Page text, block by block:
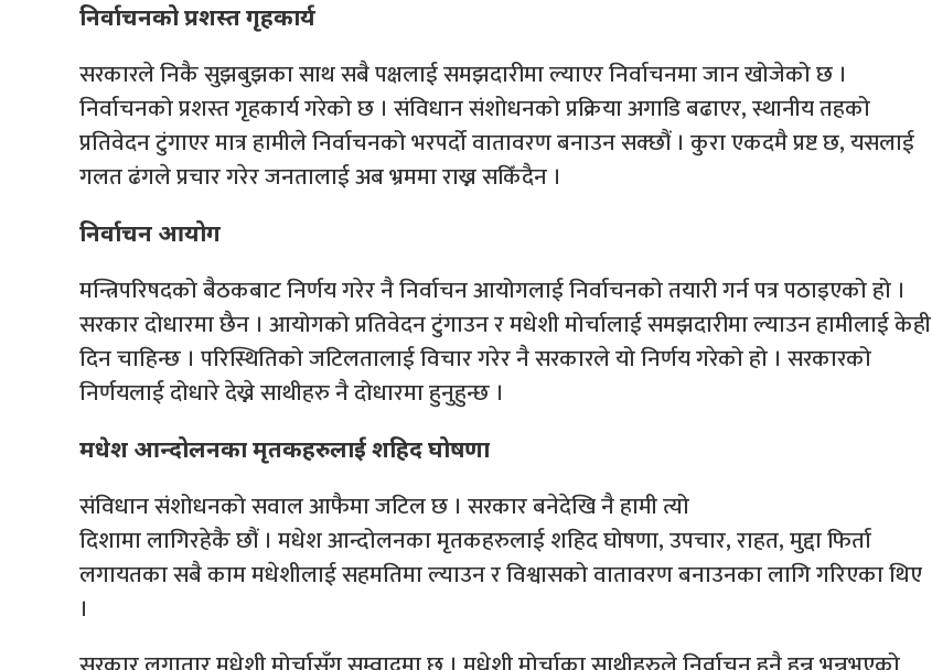
निर्वाचनको प्रशस्त गृहकार्य
सरकारले निकै सुझबुझका साथ सबै पक्षलाई समझदारीमा ल्याएर निर्वाचनमा जान खोजेको छ ।
निर्वाचनको प्रशस्त गृहकार्य गरेको छ । संविधान संशोधनको प्रक्रिया अगाडि बढाएर, स्थानीय तहको
प्रतिवेदन टुंगाएर मात्र हामीले निर्वाचनको भरपर्दो वातावरण बनाउन सक्छौं । कुरा एकदमै प्रष्ट छ, यसलाई
गलत ढंगले प्रचार गरेर जनतालाई अब भ्रममा राख्न सकिँदैन ।
निर्वाचन आयोग
मन्त्रिपरिषदको बैठकबाट निर्णय गरेर नै निर्वाचन आयोगलाई निर्वाचनको तयारी गर्न पत्र पठाइएको हो ।
सरकार दोधारमा छैन । आयोगको प्रतिवेदन टुंगाउन र मधेशी मोर्चालाई समझदारीमा ल्याउन हामीलाई केही
दिन चाहिन्छ । परिस्थितिको जटिलतालाई विचार गरेर नै सरकारले यो निर्णय गरेको हो । सरकारको
निर्णयलाई दोधारे देख्ने साथीहरु नै दोधारमा हुनुहुन्छ ।
मधेश आन्दोलनका मृतकहरुलाई शहिद घोषणा
संविधान संशोधनको सवाल आफैमा जटिल छ । सरकार बनेदेखि नै हामी त्यो
दिशामा लागिरहेकै छौं । मधेश आन्दोलनका मृतकहरुलाई शहिद घोषणा, उपचार, राहत, मुद्दा फिर्ता
लगायतका सबै काम मधेशीलाई सहमतिमा ल्याउन र विश्वासको वातावरण बनाउनका लागि गरिएका थिए
।